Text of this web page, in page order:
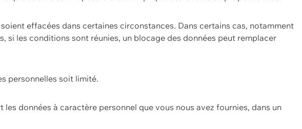
effacées dans certaines circonstances. Dans certains cas, notamment
les conditions sont réunies, un blocage des données peut remplacer
personnelles soit limité.
données à caractère personnel que vous nous avez fournies, dans un